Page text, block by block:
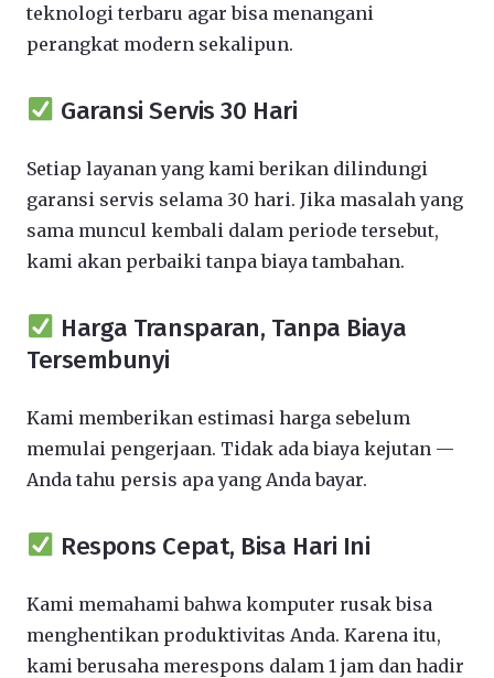
teknologi terbaru agar bisa menangani
perangkat modern sekalipun.
Garansi Servis 30 Hari
Setiap layanan yang kami berikan dilindungi
garansi servis selama 30 hari. Jika masalah yang
sama muncul kembali dalam periode tersebut,
kami akan perbaiki tanpa biaya tambahan.
Harga Transparan, Tanpa Biaya
Tersembunyi
Kami memberikan estimasi harga sebelum
memulai pengerjaan. Tidak ada biaya kejutan —
Anda tahu persis apa yang Anda bayar.
Respons Cepat, Bisa Hari Ini
Kami memahami bahwa komputer rusak bisa
menghentikan produktivitas Anda. Karena itu,
kami berusaha merespons dalam 1 jam dan hadir